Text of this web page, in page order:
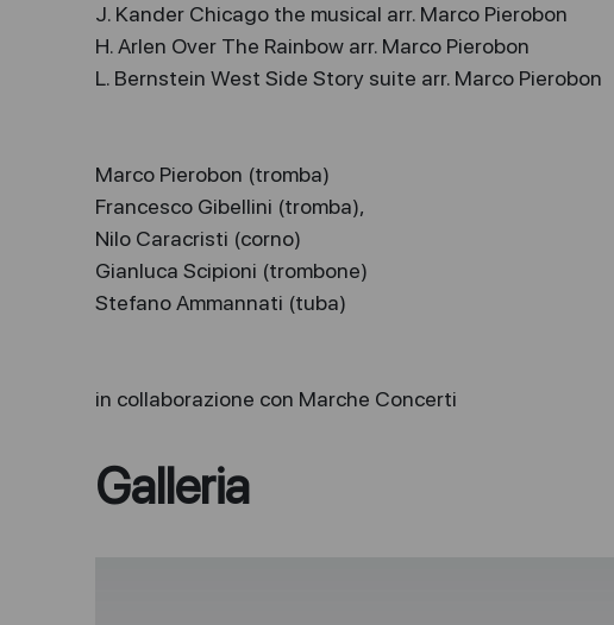
J. Kander Chicago the musical arr. Marco Pierobon
H. Arlen Over The Rainbow arr. Marco Pierobon
L. Bernstein West Side Story suite arr. Marco Pierobon
Marco Pierobon (tromba)
Francesco Gibellini (tromba),
Nilo Caracristi (corno)
Gianluca Scipioni (trombone)
Stefano Ammannati (tuba)
in collaborazione con Marche Concerti
Galleria